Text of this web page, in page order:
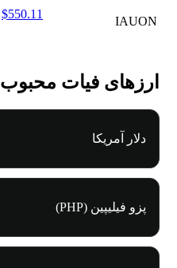
IAUON
$550.11
ارزهای فیات محبوب
دلار آمریکا
پزو فیلیپین (PHP)